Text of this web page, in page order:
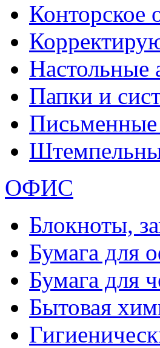
Конторское
Настольные
Папки и
ОФИС
Блокноты,
Бумага для
Бумага для
Бытовая